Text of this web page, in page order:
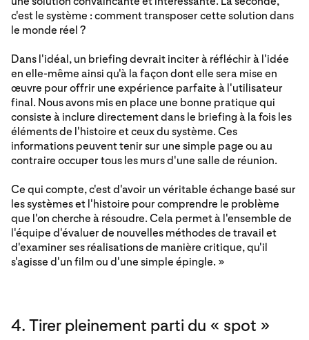
c'est le système : comment transposer cette solution dans
le monde réel ?
Dans l'idéal, un briefing devrait inciter à réfléchir à l'idée
en elle-même ainsi qu'à la façon dont elle sera mise en
œuvre pour offrir une expérience parfaite à l'utilisateur
final. Nous avons mis en place une bonne pratique qui
consiste à inclure directement dans le briefing à la fois les
éléments de l'histoire et ceux du système. Ces
informations peuvent tenir sur une simple page ou au
contraire occuper tous les murs d'une salle de réunion.
Ce qui compte, c'est d'avoir un véritable échange basé sur
les systèmes et l'histoire pour comprendre le problème
que l'on cherche à résoudre. Cela permet à l'ensemble de
l'équipe d'évaluer de nouvelles méthodes de travail et
d'examiner ses réalisations de manière critique, qu'il
s'agisse d'un film ou d'une simple épingle. »
4. Tirer pleinement parti du « spot »